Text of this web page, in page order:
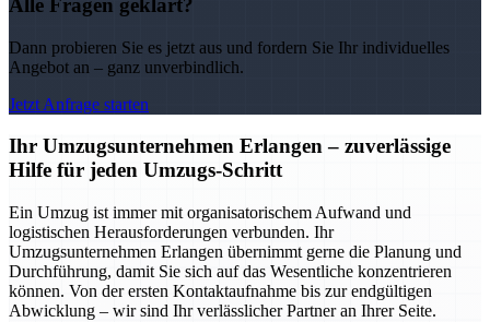
Alle Fragen geklärt?
Dann probieren Sie es jetzt aus und fordern Sie Ihr individuelles
Angebot an – ganz unverbindlich.
Jetzt Anfrage starten
Ihr Umzugsunternehmen Erlangen – zuverlässige
Hilfe für jeden Umzugs-Schritt
Ein Umzug ist immer mit organisatorischem Aufwand und
logistischen Herausforderungen verbunden. Ihr
Umzugsunternehmen Erlangen übernimmt gerne die Planung und
Durchführung, damit Sie sich auf das Wesentliche konzentrieren
können. Von der ersten Kontaktaufnahme bis zur endgültigen
Abwicklung – wir sind Ihr verlässlicher Partner an Ihrer Seite.